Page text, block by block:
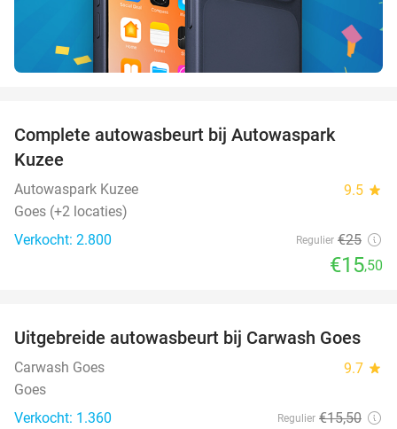
Complete autowasbeurt bij Autowaspark
Kuzee
Autowaspark Kuzee 9.5 star
Goes (+2 locaties)
Verkocht: 2.800
Regulier €25
€15,50
36%
Uitgebreide autowasbeurt bij Carwash Goes
Carwash Goes 9.7 star
Goes
Verkocht: 1.360
Regulier €15,50